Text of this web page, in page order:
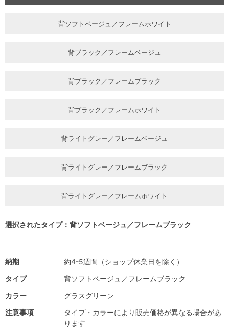
注意事項
タイプ・カラーにより販売価格が異なる場合があ
ります
納期
約4-5週間（ショップ休業日を除く）
タイプ
背ソフトベージュ／フレームブラック
カラー
グラスグリーン
背ソフトベージュ／フレームホワイト
背ブラック／フレームベージュ
背ブラック／フレームブラック
背ブラック／フレームホワイト
背ライトグレー／フレームベージュ
背ライトグレー／フレームブラック
背ライトグレー／フレームホワイト
選択されたタイプ：背ソフトベージュ／フレームブラック